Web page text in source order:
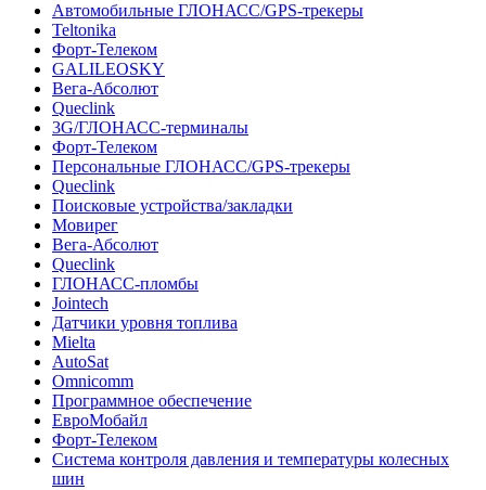
Автомобильные ГЛОНАСС/GPS-трекеры
Teltonika
Форт-Телеком
GALILEOSKY
Вега-Абсолют
Queclink
3G/ГЛОНАСС-терминалы
Форт-Телеком
Персональные ГЛОНАСС/GPS-трекеры
Queclink
Поисковые устройства/закладки
Мовирег
Вега-Абсолют
Queclink
ГЛОНАСС-пломбы
Jointech
Датчики уровня топлива
Mielta
AutoSat
Omnicomm
Программное обеспечение
ЕвроМобайл
Форт-Телеком
Система контроля давления и температуры колесных
шин